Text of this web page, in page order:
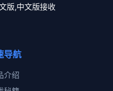
版,中文版接收
导航
介绍